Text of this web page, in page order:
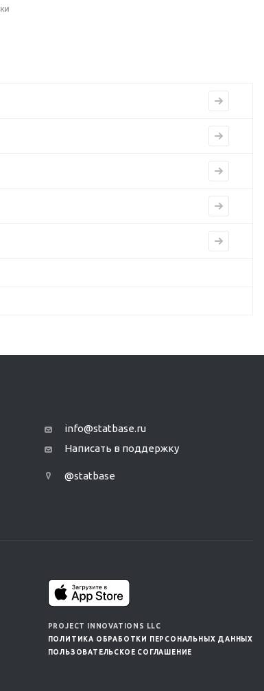
info@statbase.ru
Написать в поддержку
@statbase
PROJECT INNOVATIONS LLC
ПОЛИТИКА ОБРАБОТКИ ПЕРСОНАЛЬНЫХ ДАННЫХ
ПОЛЬЗОВАТЕЛЬСКОЕ СОГЛАШЕНИЕ